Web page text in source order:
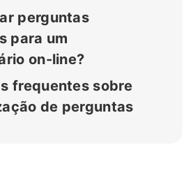
perguntas
para um
on-line?
frequentes sobre
de perguntas